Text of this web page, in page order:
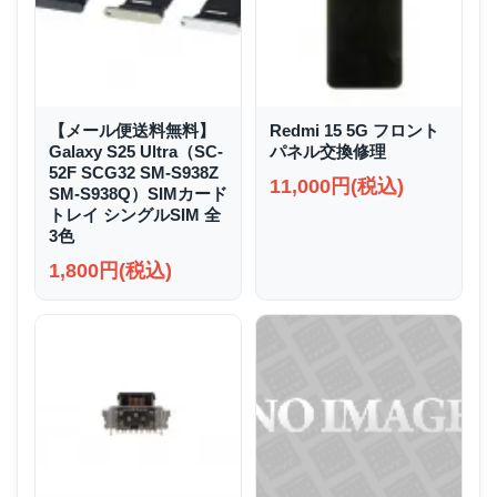
【メール便送料無料】
Galaxy S25 Ultra（SC-
52F SCG32 SM-S938Z
SM-S938Q）SIMカード
トレイ シングルSIM 全
3色
1,800円(税込)
Redmi 15 5G フロント
パネル交換修理
11,000円(税込)